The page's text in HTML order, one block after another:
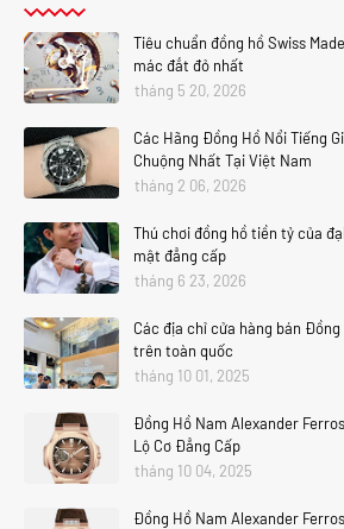
Tiêu chuẩn đồng hồ Swiss
mác đắt đỏ nhất
tháng 5 20, 2026
Các Hãng Đồng Hồ Nổi Tiếng
Chuộng Nhất Tại Việt Nam
tháng 2 06, 2026
Thú chơi đồng hồ tiền tỷ của
mật đẳng cấp
tháng 6 23, 2026
Các địa chỉ cửa hàng bán
trên toàn quốc
tháng 10 01, 2025
Đồng Hồ Nam Alexander
Lộ Cơ Đẳng Cấp
tháng 10 04, 2025
Đồng Hồ Nam Alexander